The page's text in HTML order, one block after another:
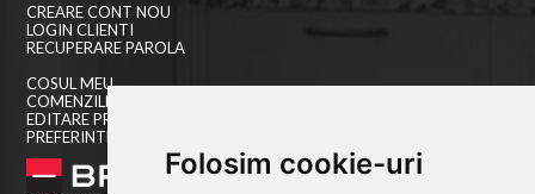
Folosim cookie-uri
CREARE CONT NOU
LOGIN CLIENTI
RECUPERARE PAROLA
COSUL MEU
COMENZILE MELE
EDITARE PROFIL
PREFERINTE COOKIES